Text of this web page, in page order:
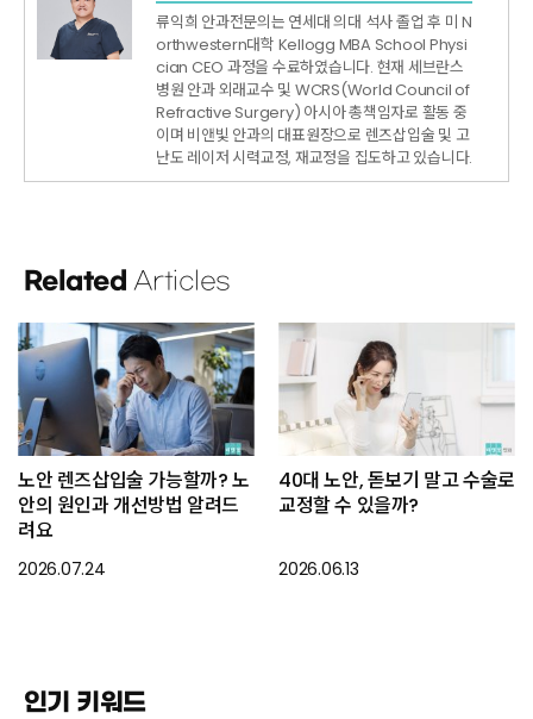
류익희 안과전문의는 연세대 의대 석사 졸업 후 미 N
orthwestern대학 Kellogg MBA School Physi
cian CEO 과정을 수료하였습니다. 현재 세브란스
병원 안과 외래교수 및 WCRS(World Council of
Refractive Surgery) 아시아 총책임자로 활동 중
이며 비앤빛 안과의 대표원장으로 렌즈삽입술 및 고
난도 레이저 시력교정, 재교정을 집도하고 있습니다.
Related Articles
노안 렌즈삽입술 가능할까? 노
안의 원인과 개선방법 알려드
려요
2026.07.24
40대 노안, 돋보기 말고 수술로
교정할 수 있을까?
2026.06.13
인기 키워드